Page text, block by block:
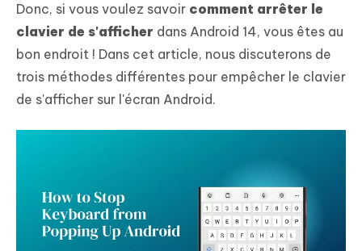
Donc, si vous voulez savoir comment arrêter le
clavier de s'afficher dans Android 14, vous êtes au
bon endroit ! Dans cet article, nous discuterons de
trois méthodes différentes pour empêcher le clavier
de s'afficher sur l'écran Android.